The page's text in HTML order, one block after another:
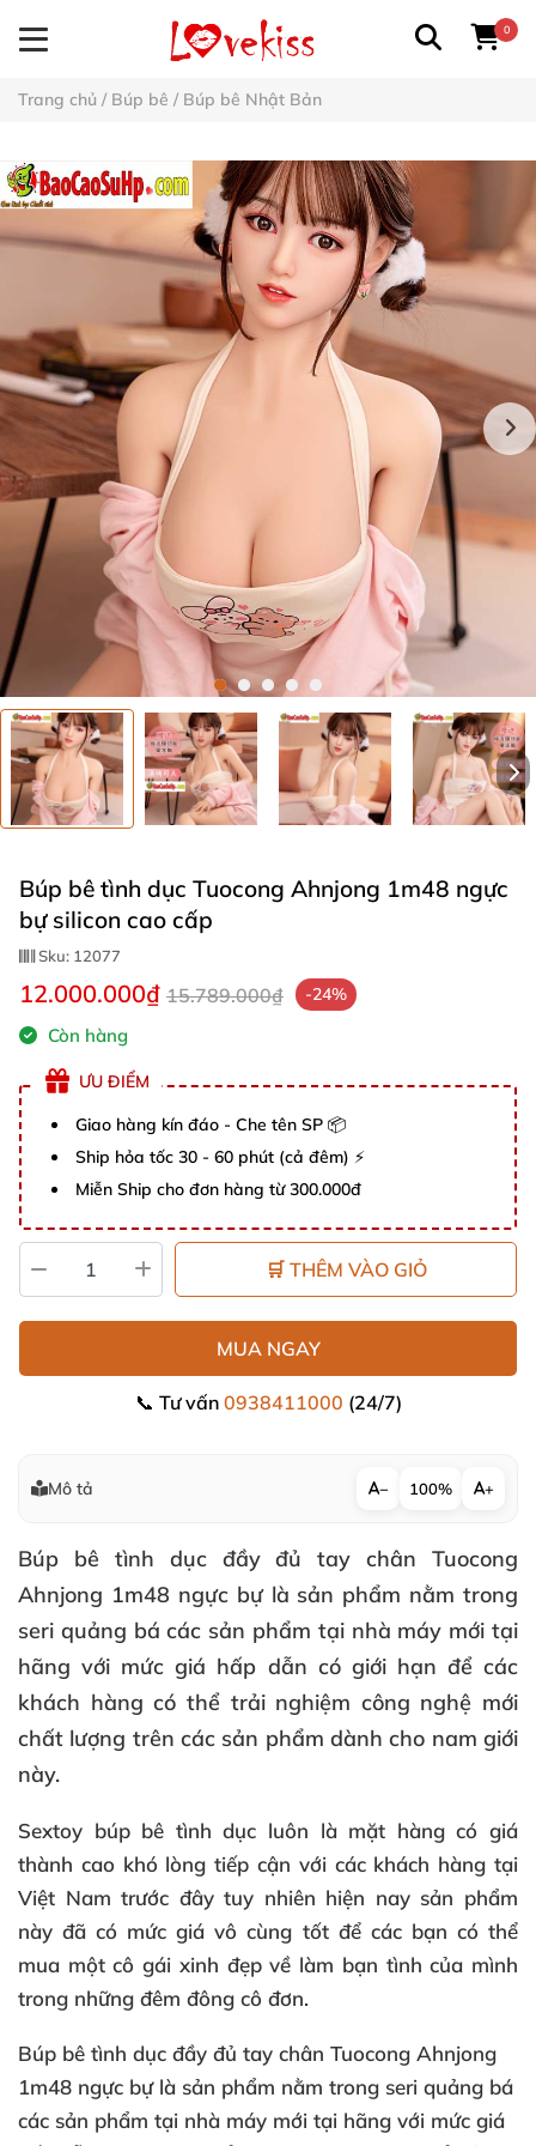
0
Trang chủ / Búp bê / Búp bê Nhật Bản
Búp bê tình dục Tuocong Ahnjong 1m48 ngực
bự silicon cao cấp
Sku: 12077
12.000.000₫ 15.789.000₫ -24%
Còn hàng
ƯU ĐIỂM
Giao hàng kín đáo - Che tên SP 📦
Ship hỏa tốc 30 - 60 phút (cả đêm) ⚡
Miễn Ship cho đơn hàng từ 300.000đ
🛒 THÊM VÀO GIỎ
MUA NGAY
📞 Tư vấn 0938411000 (24/7)
Mô tả − 100% +
Búp bê tình dục đầy đủ tay chân Tuocong
Ahnjong 1m48 ngực bự là sản phẩm nằm trong
seri quảng bá các sản phẩm tại nhà máy mới tại
hãng với mức giá hấp dẫn có giới hạn để các
khách hàng có thể trải nghiệm công nghệ mới
chất lượng trên các sản phẩm dành cho nam giới
này.
Sextoy búp bê tình dục luôn là mặt hàng có giá
thành cao khó lòng tiếp cận với các khách hàng tại
Việt Nam trước đây tuy nhiên hiện nay sản phẩm
này đã có mức giá vô cùng tốt để các bạn có thể
mua một cô gái xinh đẹp về làm bạn tình của mình
trong những đêm đông cô đơn.
Búp bê tình dục đầy đủ tay chân Tuocong Ahnjong
1m48 ngực bự là sản phẩm nằm trong seri quảng bá
các sản phẩm tại nhà máy mới tại hãng với mức giá